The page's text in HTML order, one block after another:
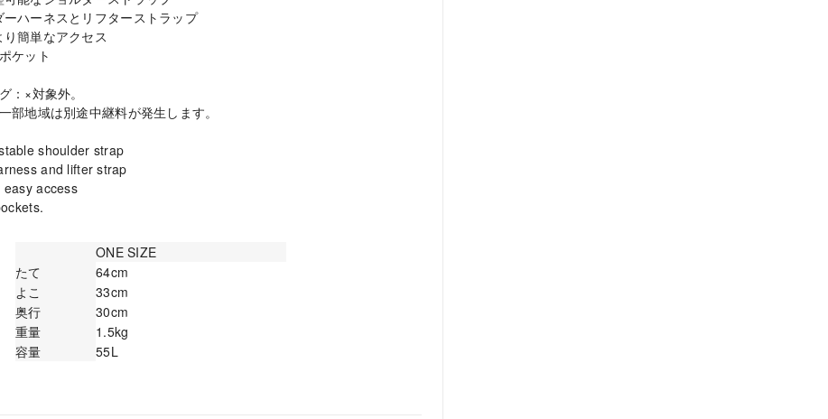
ーハーネスとリフターストラップ
り簡単なアクセス
ケット
：×対象外。
部地域は別途中継料が発生します。
shoulder strap
and lifter strap
access
ONE SIZE
たて
64cm
よこ
33cm
奥行
30cm
重量
1.5kg
容量
55L